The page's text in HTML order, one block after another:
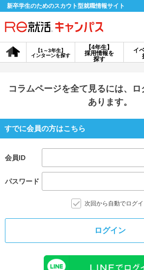
新卒学生のためのスカウト型就職情報サイト
【4年生】
採用情報を
探す
【1～3年生】
インターンを探す
イ
会員登録
イベントを探す
コラムページを全て見るには、
あります。
すでに会員の方はこちら
会員ID
パスワード
次回から自動でログ
ログイン